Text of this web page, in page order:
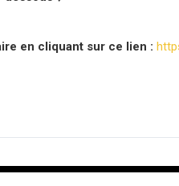
en cliquant sur ce lien :